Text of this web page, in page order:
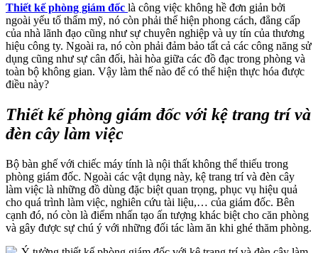
Thiết kế phòng giám đốc là công việc không hề đơn giản bởi
ngoài yếu tố thẩm mỹ, nó còn phải thể hiện phong cách, đẳng cấp
của nhà lãnh đạo cũng như sự chuyên nghiệp và uy tín của thương
hiệu công ty. Ngoài ra, nó còn phải đảm bảo tất cả các công năng sử
dụng cũng như sự cân đối, hài hòa giữa các đồ đạc trong phòng và
toàn bộ không gian. Vậy làm thế nào để có thể hiện thực hóa được
điều này?
Thiết kế phòng giám đốc với kệ trang trí và
đèn cây làm việc
Bộ bàn ghế với chiếc máy tính là nội thất không thể thiếu trong
phòng giám đốc. Ngoài các vật dụng này, kệ trang trí và đèn cây
làm việc là những đồ dùng đặc biệt quan trọng, phục vụ hiệu quả
cho quá trình làm việc, nghiên cứu tài liệu,… của giám đốc. Bên
cạnh đó, nó còn là điểm nhấn tạo ấn tượng khác biệt cho căn phòng
và gây được sự chú ý với những đối tác làm ăn khi ghé thăm phòng.